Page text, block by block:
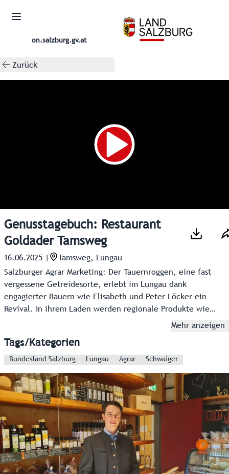
on.salzburg.gv.at
Zurück
Genusstagebuch: Restaurant
Goldader Tamsweg
16.06.2025
Tamsweg, Lungau
Salzburger Agrar Marketing: Der Tauernroggen, eine fast
vergessene Getreidesorte, erlebt im Lungau dank
engagierter Bauern wie Elisabeth und Peter Löcker ein
Revival. In ihrem Laden werden regionale Produkte wie
Brot, Nudeln und Lebkuchen aus Tauernroggen angeboten.
sich von diesem Urgetreide inspirieren. Mit kreativen
Gerichten verbindet er Tradition und Innovation. So
Bodenständigkeit und Frische Salzburgs widerspiegelt. Im
Genusstagebuch #57 "Salzburg Schmeckt" bekommt man
Einblicke.
Mehr anzeigen
Tags/Kategorien
Bundesland Salzburg Lungau Agrar Schwaiger